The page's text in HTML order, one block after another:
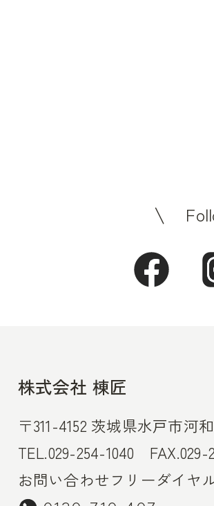
株式会社 棟匠
〒311-4152 茨城県水戸市河
TEL.029-254-1040 FAX.029-
お問い合わせフリーダイヤ